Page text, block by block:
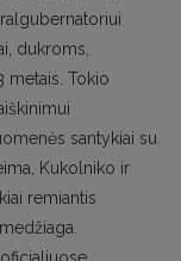
dukroms,
metais. Tokio
santykiai su
Kukolniko ir
remiantis